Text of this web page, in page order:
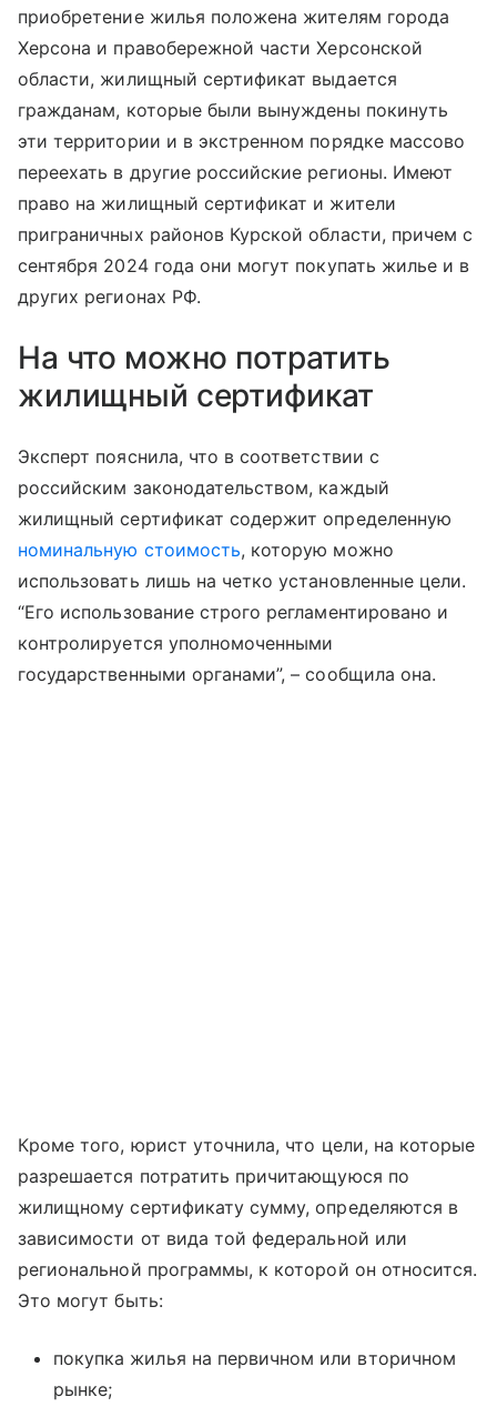
приобретение жилья положена жителям города
Херсона и правобережной части Херсонской
области, жилищный сертификат выдается
гражданам, которые были вынуждены покинуть
эти территории и в экстренном порядке массово
переехать в другие российские регионы. Имеют
право на жилищный сертификат и жители
приграничных районов Курской области, причем с
сентября 2024 года они могут покупать жилье и в
других регионах РФ.
На что можно потратить
жилищный сертификат
Эксперт пояснила, что в соответствии с
российским законодательством, каждый
жилищный сертификат содержит определенную
номинальную стоимость, которую можно
использовать лишь на четко установленные цели.
“Его использование строго регламентировано и
контролируется уполномоченными
государственными органами”, – сообщила она.
Кроме того, юрист уточнила, что цели, на которые
разрешается потратить причитающуюся по
жилищному сертификату сумму, определяются в
зависимости от вида той федеральной или
региональной программы, к которой он относится.
Это могут быть:
покупка жилья на первичном или вторичном
рынке;